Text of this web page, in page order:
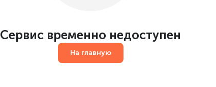
Сервис временно недоступен
На главную